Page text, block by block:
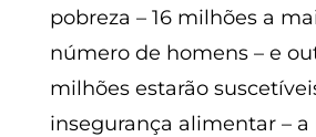
pobreza – 16 milhões a
número de homens – e
milhões estarão
insegurança alimentar – a